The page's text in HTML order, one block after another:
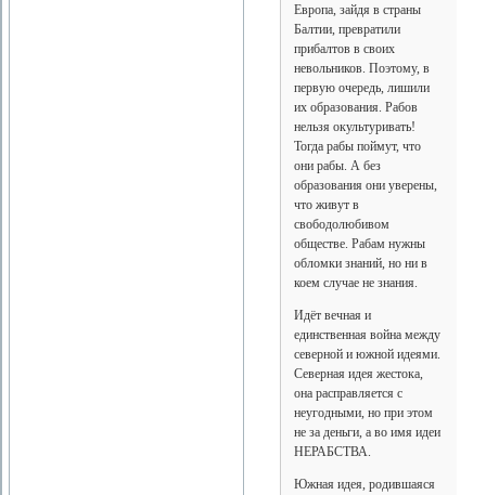
Европа, зайдя в страны
Балтии, превратили
прибалтов в своих
невольников. Поэтому, в
первую очередь, лишили
их образования. Рабов
нельзя окультуривать!
Тогда рабы поймут, что
они рабы. А без
образования они уверены,
что живут в
свободолюбивом
обществе. Рабам нужны
обломки знаний, но ни в
коем случае не знания.
Идёт вечная и
единственная война между
северной и южной идеями.
Северная идея жестока,
она расправляется с
неугодными, но при этом
не за деньги, а во имя идеи
НЕРАБСТВА.
Южная идея, родившаяся